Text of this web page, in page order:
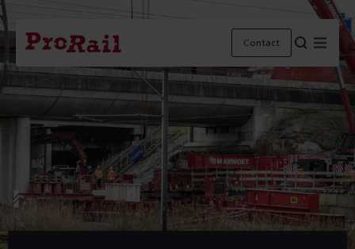
Navigatie
Homepage
ProRail
Contact Menu